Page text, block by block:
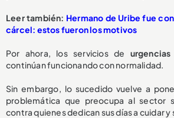
Leer también: Hermano de Uribe fue
cárcel: estos fueron los motivos
Por ahora, los servicios de urgencias
continúan funcionando con normalidad.
Sin embargo, lo sucedido vuelve a
problemática que preocupa al sector
contra quienes dedican sus días a cuidar y